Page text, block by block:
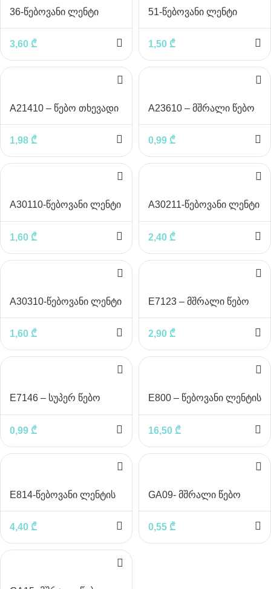
36-წებოვანი ლენტი
3,60 ₾
51-წებოვანი ლენტი
1,50 ₾
A21410 – წებო თხევადი
1,98 ₾
A23610 – მშრალი წებო
0,99 ₾
A30110-წებოვანი ლენტი
1,60 ₾
A30211-წებოვანი ლენტი
2,40 ₾
A30310-წებოვანი ლენტი
1,60 ₾
E7123 – მშრალი წებო
2,90 ₾
E7146 – სუპერ წებო
0,99 ₾
E800 – წებოვანი ლენტის
16,50 ₾
E814-წებოვანი ლენტის
4,40 ₾
GA09- მშრალი წებო
0,55 ₾